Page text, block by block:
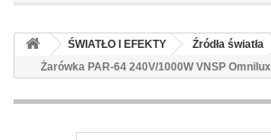
ŚWIATŁO I EFEKTY Źródła światła
Żarówka PAR-64 240V/1000W VNSP Omnilux